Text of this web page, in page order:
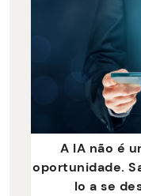
A IA não é
oportunidade.
lo a se